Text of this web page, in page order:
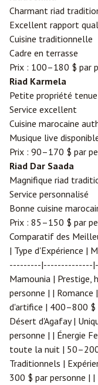
Charmant riad
Excellent rapport
Cuisine traditionnelle
Cadre en terrasse
Prix : 100–180 $ par
Riad Karmela
Petite propriété
Service excellent
Cuisine marocaine
Musique live
Prix : 90–170 $ par
Riad Dar Saada
Magnifique riad
Service personnalisé
Bonne cuisine
Prix : 85–150 $ par
Comparatif des
| Type d'Expérience |
---------|--------------
Mamounia | Prestige,
personne | |
d'artifice | 400–800 $
Désert d'Agafay |
personne | | Énergie
toute la nuit | 50–200
Traditionnels |
300 $ par personne |